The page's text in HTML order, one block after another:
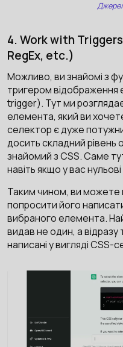
4. Work with
RegEx, etc.)
Можливо, ви знайомі з
тригером відображення
trigger). Тут ми
елемента, який ви
селектор є дуже
досить складний рівень
знайомий з CSS. Саме
навіть якщо у вас
Таким чином, ви можете
попросити його
вибраного елемента.
видав не один, а відразу
написані у вигляді CSS-